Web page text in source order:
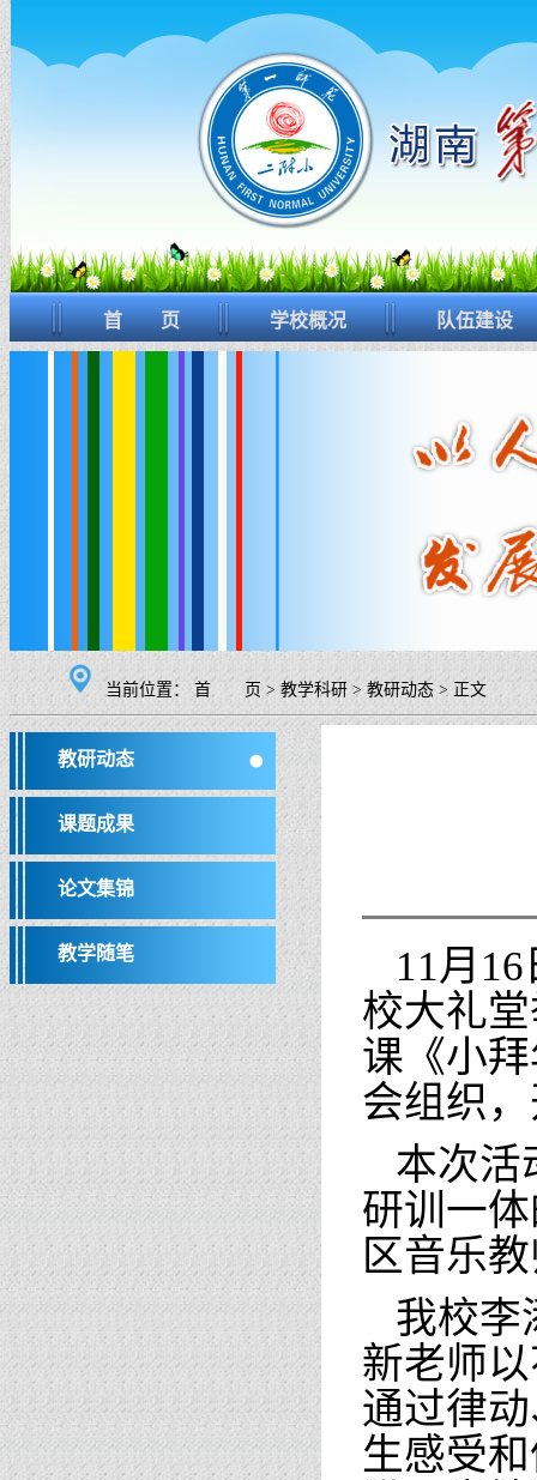
首 页 学校概况 队伍建设
当前位置： 首 页>教学科研 > 教研动态 > 正文
教研动态
课题成果
论文集锦
教学随笔
11月
校大礼
课《小
会组织
本次活
研训一
区音乐
我校李
新老师
通过律
生感受